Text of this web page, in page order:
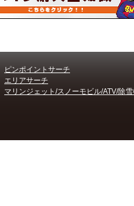
ピンポイントサーチ
エリアサーチ
マリンジェット/スノーモビル/ATV/除